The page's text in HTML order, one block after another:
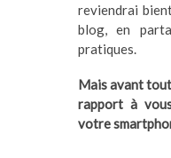
reviendrai
blog, en
pratiques.
Mais avant
rapport à
votre